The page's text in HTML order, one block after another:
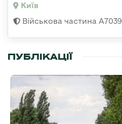
Київ
Військова частина А7039
ПУБЛІКАЦІЇ